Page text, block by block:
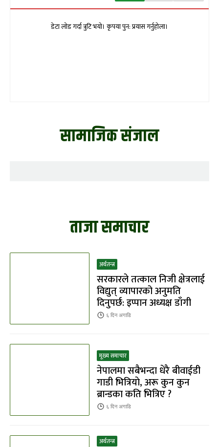
डेटा लोड गर्दा त्रुटि भयो। कृपया पुन: प्रयास गर्नुहोला।
सामाजिक संजाल
ताजा समाचार
अर्थतन्त्र
सरकारले तत्काल निजी क्षेत्रलाई
विद्युत् व्यापारको अनुमति
दिनुपर्छ: इप्पान अध्यक्ष डाँगी
६ दिनअगाडि
मूख्य समाचार
नेपालमा सबैभन्दा धेरै बीवाईडी
गाडी भित्रियाे, अरू कुन कुन
ब्रान्डका कति भित्रिए ?
६ दिनअगाडि
अर्थतन्त्र